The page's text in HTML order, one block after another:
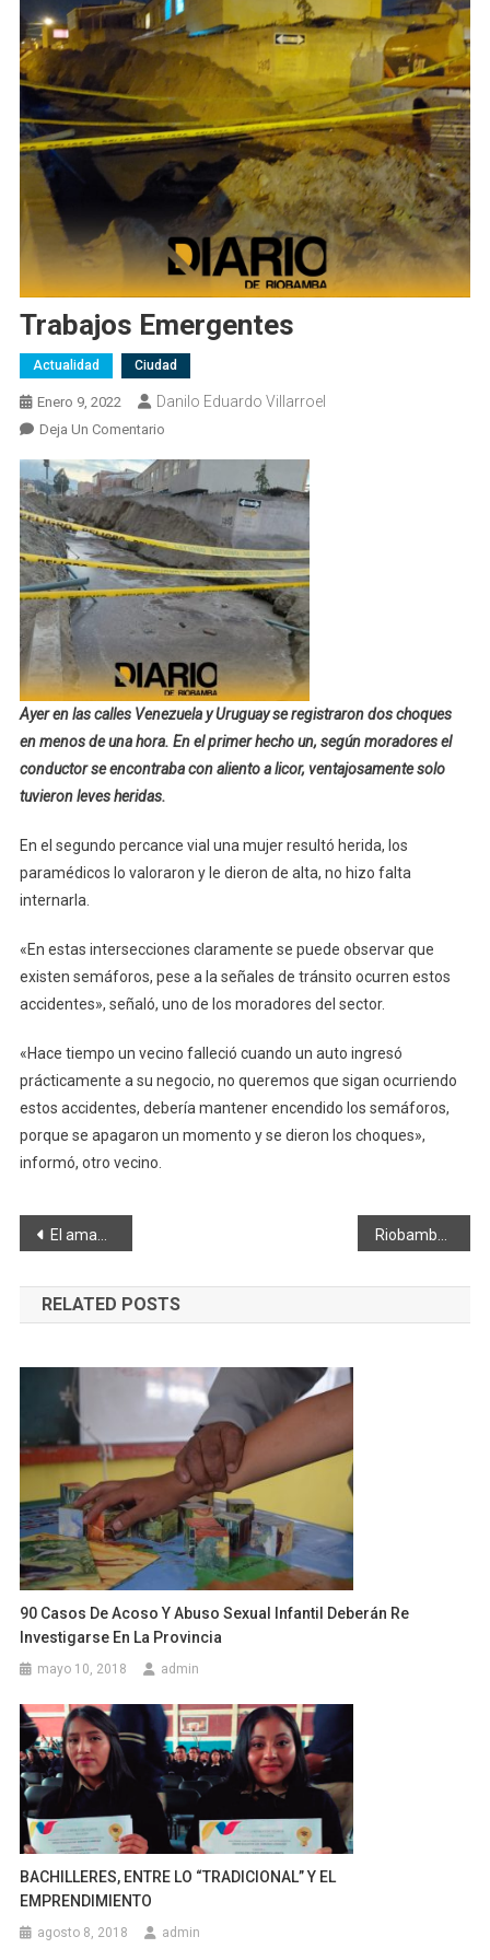
Trabajos Emergentes
Actualidad Ciudad
Enero 9, 2022 Danilo Eduardo Villarroel
Deja Un ComentarioEn
Emergentes
Ayer en las calles Venezuela y Uruguay se registraron dos choques
en menos de una hora. En el primer hecho un, según moradores el
conductor se encontraba con aliento a licor, ventajosamente solo
tuvieron leves heridas.
En el segundo percance vial una mujer resultó herida, los
paramédicos lo valoraron y le dieron de alta, no hizo falta
internarla.
«En estas intersecciones claramente se puede observar que
existen semáforos, pese a la señales de tránsito ocurren estos
accidentes», señaló, uno de los moradores del sector.
«Hace tiempo un vecino falleció cuando un auto ingresó
prácticamente a su negocio, no queremos que sigan ocurriendo
estos accidentes, debería mantener encendido los semáforos,
porque se apagaron un momento y se dieron los choques»,
informó, otro vecino.
Navegación
de
entradas
El amanecer de Neptuno Riobamba la «curuchupa»
RELATED POSTS
90 Casos De Acoso Y Abuso Sexual Infantil Deberán Re
Investigarse En La Provincia
mayo 10, 2018 admin
BACHILLERES, ENTRE LO “TRADICIONAL” Y EL
EMPRENDIMIENTO
agosto 8, 2018 admin